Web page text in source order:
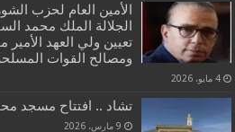
الأمين العام لحزب
الجلالة الملك محمد
تعيين ولي العهد
ومصالح القوات
4 مايو، 2026
تشاد .. افتتاح مسجد
9 مارس، 2026